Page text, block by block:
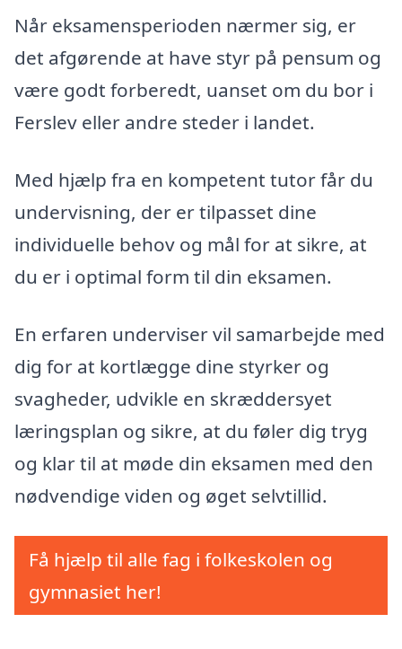
Når eksamensperioden nærmer sig, er
det afgørende at have styr på pensum og
være godt forberedt, uanset om du bor i
Ferslev eller andre steder i landet.
Med hjælp fra en kompetent tutor får du
undervisning, der er tilpasset dine
individuelle behov og mål for at sikre, at
du er i optimal form til din eksamen.
En erfaren underviser vil samarbejde med
dig for at kortlægge dine styrker og
svagheder, udvikle en skræddersyet
læringsplan og sikre, at du føler dig tryg
og klar til at møde din eksamen med den
nødvendige viden og øget selvtillid.
Få hjælp til alle fag i folkeskolen og
gymnasiet her!